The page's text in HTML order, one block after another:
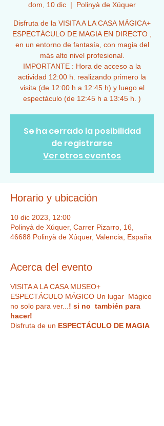
dom, 10 dic
  |
Polinyà de Xúquer
Disfruta de la VISITA A LA CASA MÁGICA+
ESPECTÁCULO DE MAGIA EN DIRECTO ,
en un entorno de fantasía, con magia del
más alto nivel profesional.
IMPORTANTE : Hora de acceso a la
actividad 12:00 h. realizando primero la
visita (de 12:00 h a 12:45 h) y luego el
espectáculo (de 12:45 h a 13:45 h. )
Se ha cerrado la posibilidad
de registrarse
Ver otros eventos
Horario y ubicación
10 dic 2023, 12:00
Polinyà de Xúquer, Carrer Pizarro, 16,
46688 Polinyà de Xúquer, Valencia, España
Acerca del evento
VISITA A LA CASA MUSEO+
ESPECTÁCULO MÁGICO Un lugar Mágico
no solo para ver... ! si no también para
hacer!
Disfruta de un ESPECTÁCULO DE MAGIA